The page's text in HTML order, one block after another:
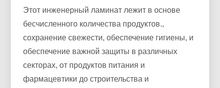
Этот инженерный ламинат лежит в основе
бесчисленного количества продуктов.,
сохранение свежести, обеспечение гигиены, и
обеспечение важной защиты в различных
секторах, от продуктов питания и
фармацевтики до строительства и